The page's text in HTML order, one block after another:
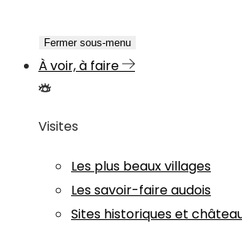
Fermer sous-menu
À voir, à faire
Visites
Les plus beaux villages
Les savoir-faire audois
Sites historiques et